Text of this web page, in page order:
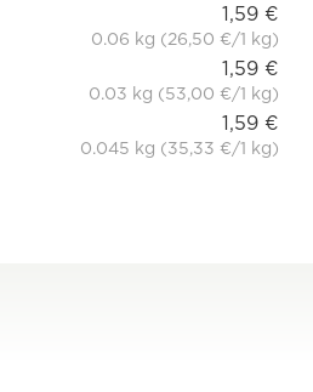
1,59 €
0.06 kg (26,50 €/1 kg)
1,59 €
0.03 kg (53,00 €/1 kg)
1,59 €
0.045 kg (35,33 €/1 kg)